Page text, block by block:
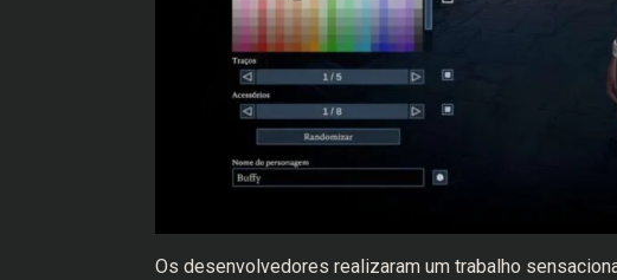
Os desenvolvedores realizaram um trabalho